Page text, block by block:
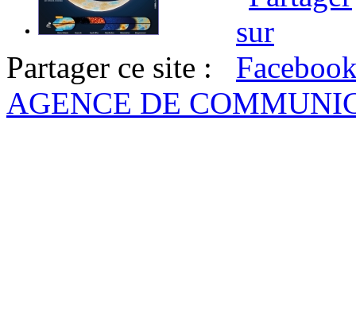
Partager ce site :
AGENCE DE